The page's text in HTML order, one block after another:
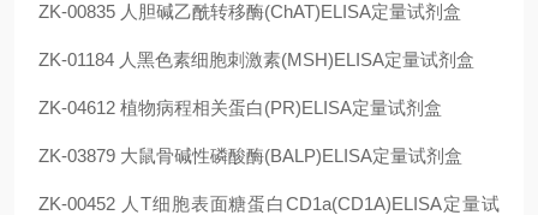
ZK-00835 人胆碱乙酰转移酶(ChAT)ELISA定量试剂盒
ZK-01184 人黑色素细胞刺激素(MSH)ELISA定量试剂盒
ZK-04612 植物病程相关蛋白(PR)ELISA定量试剂盒
ZK-03879 大鼠骨碱性磷酸酶(BALP)ELISA定量试剂盒
ZK-00452 人T细胞表面糖蛋白CD1a(CD1A)ELISA定量试